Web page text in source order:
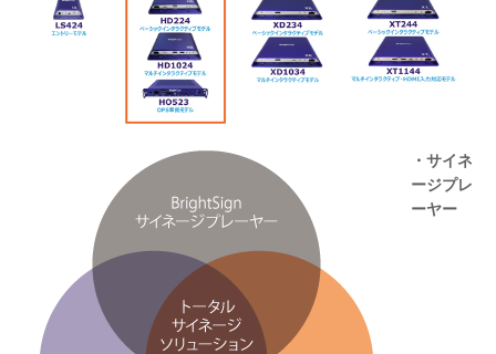
・サイネ
ージプレ
ーヤー